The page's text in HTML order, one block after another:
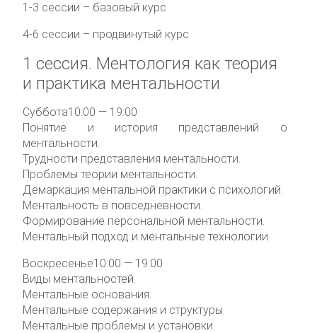
1-3 сессии – базовый курс
4-6 сессии – продвинутый курс
1 сессия. Ментология как теория
и практика ментальности
Суббота10:00 — 19:00
Понятие и история представлений о
ментальности.
Трудности представления ментальности.
Проблемы теории ментальности.
Демаркация ментальной практики с психологий.
Ментальность в повседневности.
Формирование персональной ментальности.
Ментальный подход и ментальные технологии.
Воскресенье10:00 — 19:00
Виды ментальностей.
Ментальные основания.
Ментальные содержания и структуры.
Ментальные проблемы и установки.